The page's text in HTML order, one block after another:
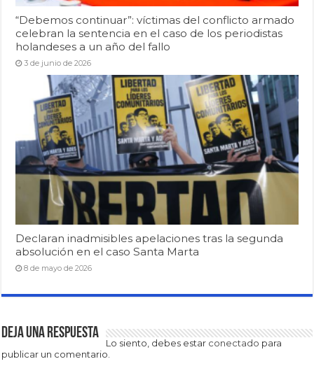
“Debemos continuar”: víctimas del conflicto armado
celebran la sentencia en el caso de los periodistas
holandeses a un año del fallo
3 de junio de 2026
Declaran inadmisibles apelaciones tras la segunda
absolución en el caso Santa Marta
8 de mayo de 2026
Deja una respuesta
Lo siento, debes estar conectado para
publicar un comentario.